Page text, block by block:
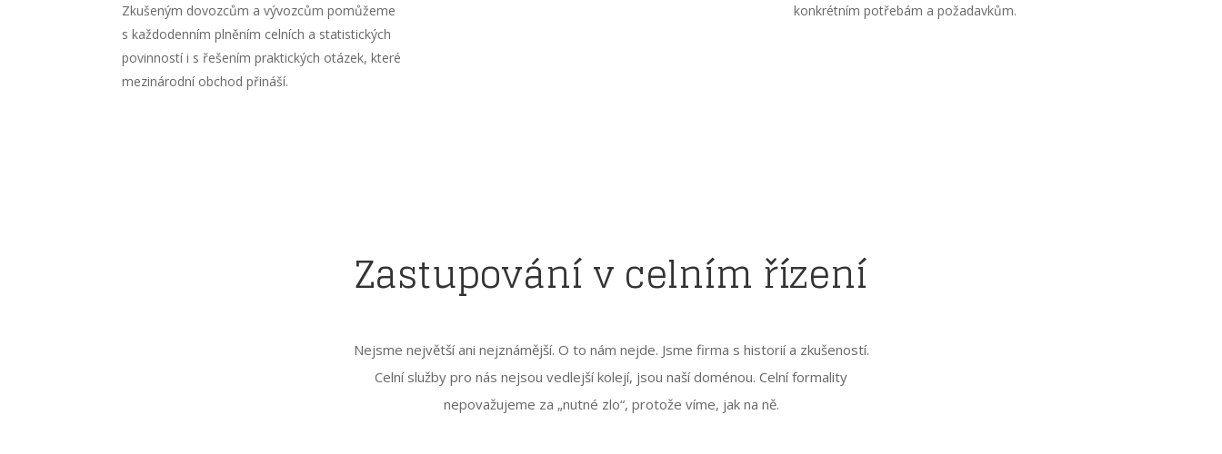
Zkušeným dovozcům a vývozcům pomůžeme
s každodenním plněním celních a statistických
povinností i s řešením praktických otázek, které
mezinárodní obchod přináší.
konkrétním potřebám a požadavkům.
Zastupování v celním řízení
Nejsme největší ani nejznámější. O to nám nejde. Jsme firma s historií a zkušeností.
Celní služby pro nás nejsou vedlejší kolejí, jsou naší doménou. Celní formality
nepovažujeme za „nutné zlo“, protože víme, jak na ně.